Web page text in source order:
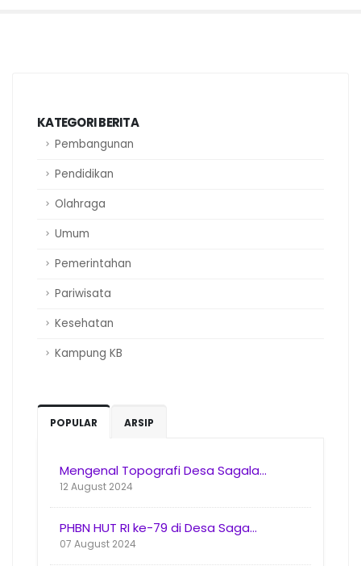
KATEGORI BERITA
Pembangunan
Pendidikan
Olahraga
Umum
Pemerintahan
Pariwisata
Kesehatan
Kampung KB
POPULAR ARSIP
Mengenal Topografi Desa Sagala...
12 August 2024
PHBN HUT RI ke-79 di Desa Saga...
07 August 2024